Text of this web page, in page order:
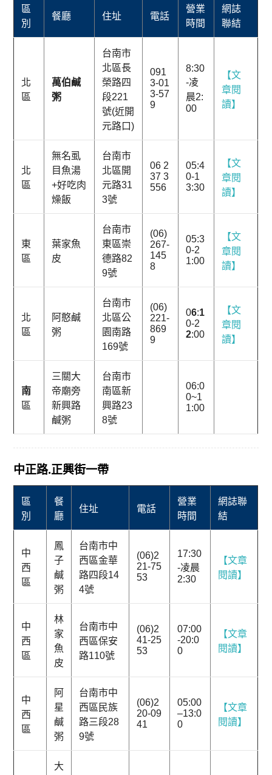
區
別
餐廳 住址 電話
營業
時間
網誌
聯結
北
區
萬伯鹹
粥
台南市
北區長
榮路四
段221
號(近開
元路口)
091
3-01
3-57
9
8:30
-凌
晨2:
00
【文
章閱
讀】
北
區
無名虱
目魚湯
+好吃肉
燥飯
台南市
北區開
元路31
3號
06 2
37 3
556
05:4
0-1
3:30
【文
章閱
讀】
東
區
葉家魚
皮
台南市
東區崇
德路82
9號
(06)
267-
145
8
05:3
0-2
1:00
【文
章閱
讀】
北
區
阿憨鹹
粥
台南市
北區公
園南路
169號
(06)
221-
869
9
06:1
0-2
2:00
【文
章閱
讀】
南
區
三關大
帝廟旁
新興路
鹹粥
台南市
南區新
興路23
8號
06:0
0~1
1:00
中正路.正興街一帶
區
別
餐
廳
住址 電話
營業
時間
網誌聯
結
中
西
區
鳳
子
鹹
粥
台南市中
西區金華
路四段14
4號
(06)2
21-75
53
17:30
-凌晨
2:30
【文章
閱讀】
中
西
區
林
家
魚
皮
台南市中
西區保安
路110號
(06)2
41-25
53
07:00
-20:0
0
【文章
閱讀】
中
西
區
阿
星
鹹
粥
台南市中
西區民族
路三段28
9號
(06)2
20-09
41
05:00
–13:0
0
【文章
閱讀】
大